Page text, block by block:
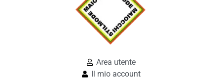
Area utente
Il mio account